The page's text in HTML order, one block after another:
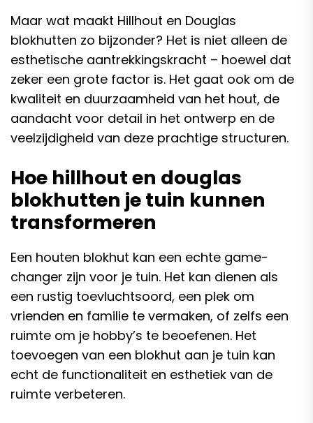
Maar wat maakt Hillhout en Douglas
blokhutten zo bijzonder? Het is niet alleen de
esthetische aantrekkingskracht – hoewel dat
zeker een grote factor is. Het gaat ook om de
kwaliteit en duurzaamheid van het hout, de
aandacht voor detail in het ontwerp en de
veelzijdigheid van deze prachtige structuren.
Hoe hillhout en douglas
blokhutten je tuin kunnen
transformeren
Een houten blokhut kan een echte game-
changer zijn voor je tuin. Het kan dienen als
een rustig toevluchtsoord, een plek om
vrienden en familie te vermaken, of zelfs een
ruimte om je hobby’s te beoefenen. Het
toevoegen van een blokhut aan je tuin kan
echt de functionaliteit en esthetiek van de
ruimte verbeteren.